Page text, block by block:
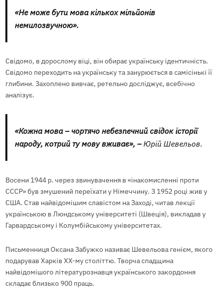
«Не може бути мова кількох мільйонів
немилозвучною».
Свідомо, в дорослому віці, він обирає українську ідентичність.
Свідомо переходить на українську та занурюється в самісінькі її
глибини. Захоплено вивчає, ретельно досліджує, всебічно
аналізує.
«Кожна мова – чортячо небезпечний свідок історії
народу, котрий ту мову вживає», –Юрій Шевельов.
Восени 1944 р. через звинувачення в «інакомисленні проти
СССР» був змушений переїхати у Німеччину. З 1952 році жив у
США. Став найвідомішим славістом на Заході, читав лекції
українською в Люндському університеті (Швеція), викладав у
Гарвардському і Колумбійському університетах.
Письменниця Оксана Забужко називає Шевельова генієм, якого
подарував Харків XX-му століттю. Творча спадщина
найвідомішого літературознавця українського закордоння
складає близько 900 праць.